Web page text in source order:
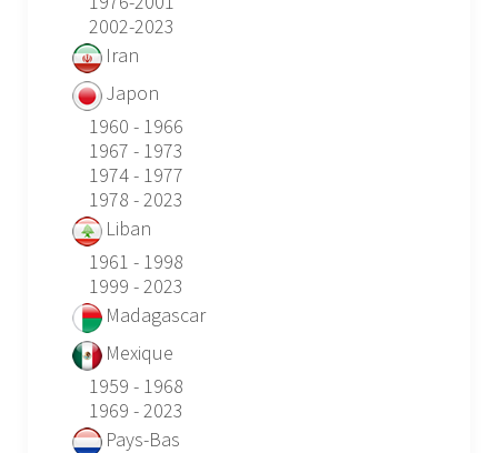
2002-2023
Iran
Japon
1960 - 1966
1967 - 1973
1974 - 1977
1978 - 2023
Liban
1961 - 1998
1999 - 2023
Madagascar
Mexique
1959 - 1968
1969 - 2023
Pays-Bas